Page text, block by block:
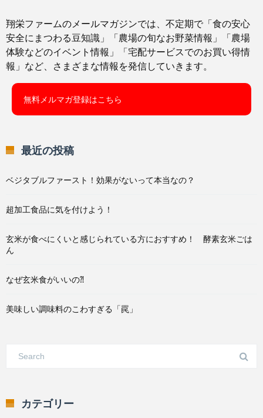
翔栄ファームのメールマガジンでは、不定期で「食の安心
安全にまつわる豆知識」「農場の旬なお野菜情報」「農場
体験などのイベント情報」「宅配サービスでのお買い得情
報」など、さまざまな情報を発信していきます。
無料メルマガ登録はこちら
最近の投稿
ベジタブルファースト！効果がないって本当なの？
超加工食品に気を付けよう！
玄米が食べにくいと感じられている方におすすめ！ 酵素玄米ごは
ん
なぜ玄米食がいいの⁈
美味しい調味料のこわすぎる「罠」
カテゴリー